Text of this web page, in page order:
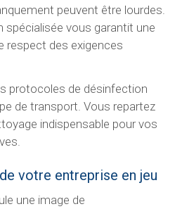
peuvent être lourdes.
spécialisée vous garantit une
respect des exigences
protocoles de désinfection
de transport. Vous repartez
indispensable pour vos
votre entreprise en jeu
une image de